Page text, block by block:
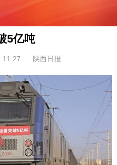
5亿吨
11:27 陕西日报